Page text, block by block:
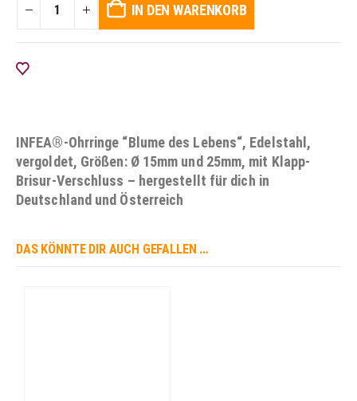
IN DEN WARENKORB
INFEA®-Ohrringe “Blume des Lebens“, Edelstahl,
vergoldet, Größen: Ø 15mm und 25mm, mit Klapp-
Brisur-Verschluss – hergestellt für dich in
Deutschland und Österreich
DAS KÖNNTE DIR AUCH GEFALLEN …